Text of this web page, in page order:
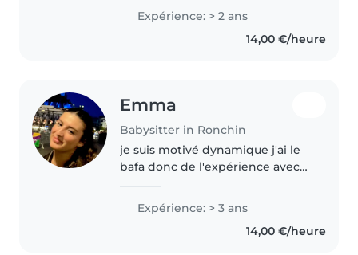
chaque enfant afin qu'il se sente
en confiance avec moi. Tout en
restant un repère rassurant,..
Expérience: > 2 ans
14,00 €/heure
Emma
Babysitter in Ronchin
je suis motivé dynamique j'ai le
bafa donc de l'expérience avec
Expérience: > 3 ans
14,00 €/heure